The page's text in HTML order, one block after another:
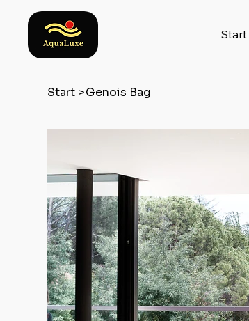
Start
Start >Genois Bag